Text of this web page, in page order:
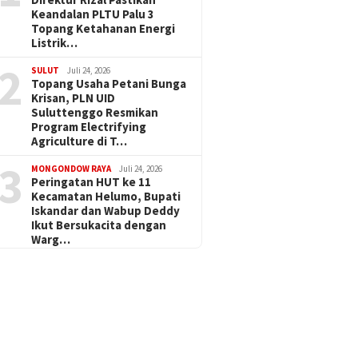
Keandalan PLTU Palu 3
Topang Ketahanan Energi
Listrik…
SULUT Juli 24, 2026
Topang Usaha Petani Bunga
Krisan, PLN UID
Suluttenggo Resmikan
Program Electrifying
Agriculture di T…
MONGONDOW RAYA Juli 24, 2026
Peringatan HUT ke 11
Kecamatan Helumo, Bupati
Iskandar dan Wabup Deddy
Ikut Bersukacita dengan
Warg…